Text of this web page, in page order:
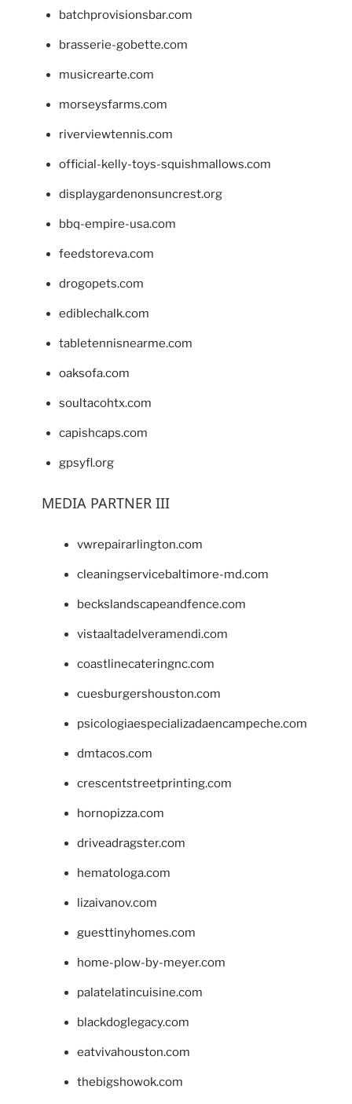
batchprovisionsbar.com
brasserie-gobette.com
musicrearte.com
morseysfarms.com
riverviewtennis.com
official-kelly-toys-squishmallows.com
displaygardenonsuncrest.org
bbq-empire-usa.com
feedstoreva.com
drogopets.com
ediblechalk.com
tabletennisnearme.com
oaksofa.com
soultacohtx.com
capishcaps.com
gpsyfl.org
MEDIA PARTNER III
vwrepairarlington.com
cleaningservicebaltimore-md.com
beckslandscapeandfence.com
vistaaltadelveramendi.com
coastlinecateringnc.com
cuesburgershouston.com
psicologiaespecializadaencampeche.com
dmtacos.com
crescentstreetprinting.com
hornopizza.com
driveadragster.com
hematologa.com
lizaivanov.com
guesttinyhomes.com
home-plow-by-meyer.com
palatelatincuisine.com
blackdoglegacy.com
eatvivahouston.com
thebigshowok.com